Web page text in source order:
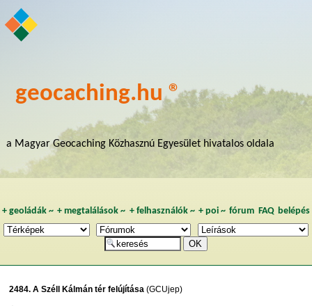
geocaching.hu ®
a Magyar Geocaching Közhasznú Egyesület hivatalos oldala
+ geoládák~ +megtalálások ~ + felhasználók~ + poi~ fórum FAQ belépés
2484. A Széll Kálmán tér felújítása (GCUjep)